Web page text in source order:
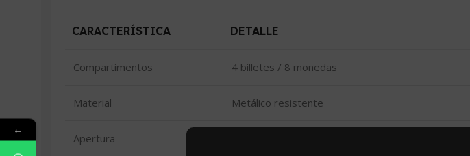
CARACTERÍSTICA DETALLE
Compartimentos 4 billetes / 8 monedas
Material Metálico resistente
Apertura
←